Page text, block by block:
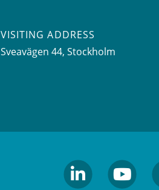
VISITING ADDRESS
Sveavägen 44, Stockholm